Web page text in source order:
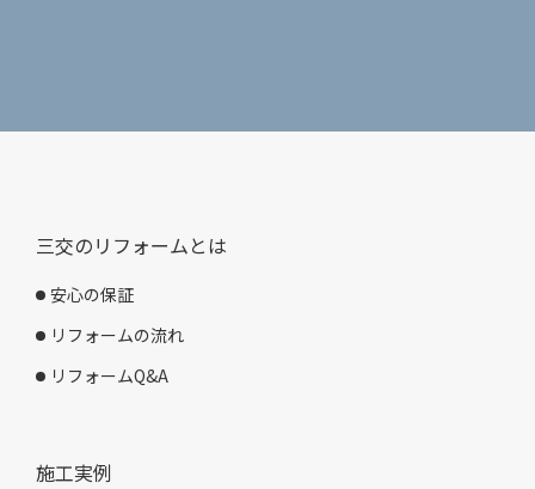
三交のリフォームとは
安心の保証
リフォームの流れ
リフォームQ&A
施工実例